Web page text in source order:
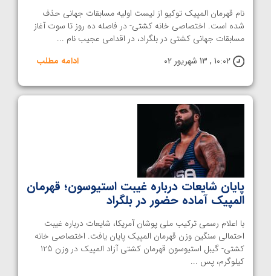
نام قهرمان المپیک توکیو از لیست اولیه مسابقات جهانی حذف
شده است. اختصاصی خانه کشتی- در فاصله ده روز تا سوت آغاز
مسابقات جهانی کشتی در بلگراد، در اقدامی عجیب نام ...
10:02 , 13 شهریور 02
ادامه مطلب
پایان شایعات درباره غیبت استیوسون؛ قهرمان
المپیک آماده حضور در بلگراد
با اعلام رسمی ترکیب ملی پوشان آمریکا، شایعات درباره غیبت
احتمالی سنگین وزن قهرمان المپیک پایان یافت. اختصاصی خانه
کشتی- گیبل استیوسون قهرمان کشتی آزاد المپیک در وزن 125
کیلوگرم، پس ...